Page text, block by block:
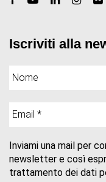
Iscriviti alla
Inviami una mail per
newsletter e così
trattamento dei dati